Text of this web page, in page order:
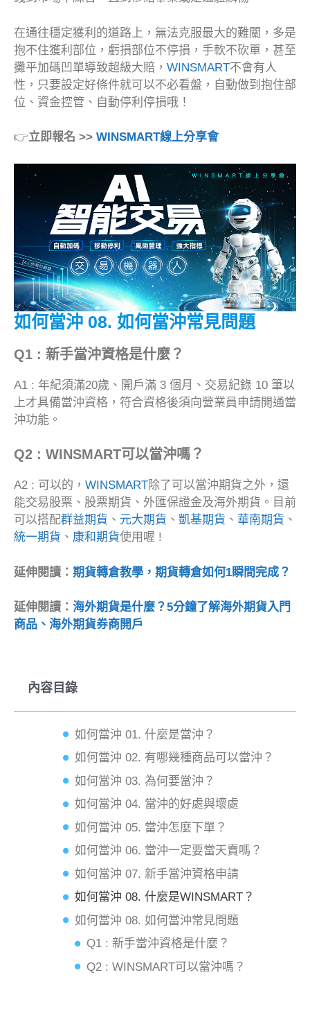
在通往穩定獲利的道路上，無法克服最大的難關，多是
抱不住獲利部位，虧損部位不停損，手軟不砍單，甚至
攤平加碼凹單導致超級大賠， WINSMART不會有人
性，只要設定好條件就可以不必看盤，自動做到抱住部
位、資金控管、自動停利停損哦！
👉立即報名 >> WINSMART線上分享會
如何當沖 08. 如何當沖常見問題
Q1 : 新手當沖資格是什麼？
A1 : 年紀須滿20歲、開戶滿 3 個月、交易紀錄 10 筆以
上才具備當沖資格，符合資格後須向營業員申請開通當
沖功能。
Q2 : WINSMART可以當沖嗎？
A2 : 可以的， WINSMART除了可以當沖期貨之外，還
能交易股票、股票期貨、外匯保證金及海外期貨。目前
可以搭配群益期貨 、 元大期貨 、 凱基期貨 、 華南期貨 、
統一期貨 、 康和期貨使用喔 !
延伸閱讀： 期貨轉倉教學，期貨轉倉如何1瞬間完成？
延伸閱讀： 海外期貨是什麼？5分鐘了解海外期貨入門
商品、海外期貨券商開戶
內容目錄
如何當沖 01. 什麼是當沖？
如何當沖 02. 有哪幾種商品可以當沖？
如何當沖 03. 為何要當沖？
如何當沖 04. 當沖的好處與壞處
如何當沖 05. 當沖怎麼下單？
如何當沖 06. 當沖一定要當天賣嗎？
如何當沖 07. 新手當沖資格申請
如何當沖 08. 什麼是WINSMART？
如何當沖 08. 如何當沖常見問題
Q1 : 新手當沖資格是什麼？
Q2 : WINSMART可以當沖嗎？